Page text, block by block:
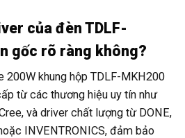
của đèn TDLF-
gốc rõ ràng không?
200W khung hộp TDLF-MKH200
từ các thương hiệu uy tín như
và driver chất lượng từ DONE,
INVENTRONICS, đảm bảo